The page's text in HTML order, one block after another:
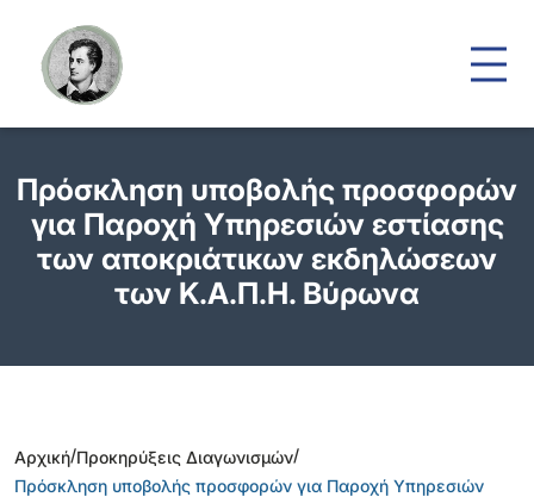
Πρόσκληση υποβολής προσφορών
για Παροχή Υπηρεσιών εστίασης
των αποκριάτικων εκδηλώσεων
των Κ.Α.Π.Η. Βύρωνα
Αρχική/Προκηρύξεις Διαγωνισμών/
Πρόσκληση υποβολής προσφορών για Παροχή Υπηρεσιών